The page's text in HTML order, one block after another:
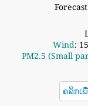
Wind:
PM2.5 (Small
ຄລິກເ